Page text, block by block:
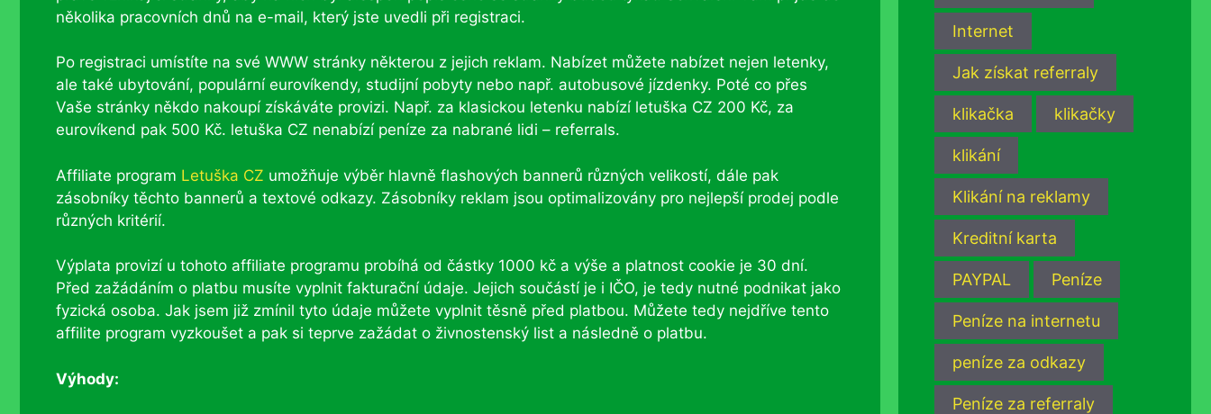
několika pracovních dnů na e-mail, který jste uvedli při registraci.
Po registraci umístíte na své WWW stránky některou z jejich reklam. Nabízet můžete nabízet nejen letenky,
ale také ubytování, populární eurovíkendy, studijní pobyty nebo např. autobusové jízdenky. Poté co přes
Vaše stránky někdo nakoupí získáváte provizi. Např. za klasickou letenku nabízí letuška CZ 200 Kč, za
eurovíkend pak 500 Kč. letuška CZ nenabízí peníze za nabrané lidi – referrals.
Affiliate program Letuška CZ umožňuje výběr hlavně flashových bannerů různých velikostí, dále pak
zásobníky těchto bannerů a textové odkazy. Zásobníky reklam jsou optimalizovány pro nejlepší prodej podle
různých kritérií.
Výplata provizí u tohoto affiliate programu probíhá od částky 1000 kč a výše a platnost cookie je 30 dní.
Před zažádáním o platbu musíte vyplnit fakturační údaje. Jejich součástí je i IČO, je tedy nutné podnikat jako
fyzická osoba. Jak jsem již zmínil tyto údaje můžete vyplnit těsně před platbou. Můžete tedy nejdříve tento
affilite program vyzkoušet a pak si teprve zažádat o živnostenský list a následně o platbu.
Výhody:
Internet
Jak získat referraly
klikačka klikačky
klikání
Klikání na reklamy
Kreditní karta
PAYPAL Peníze
Peníze na internetu
peníze za odkazy
Peníze za referraly